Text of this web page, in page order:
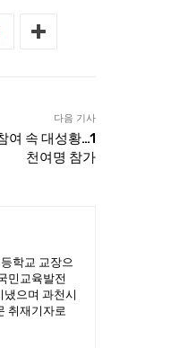
다음 기사
여 속 대성황…1
천여명 참가
학교 교장으
민교육발전
냈으며 과천시
취재기자로